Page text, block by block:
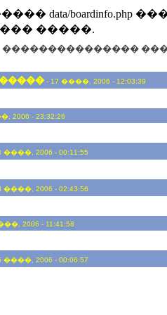
data/
�����.
���������������
- 17 ����, 2006 - 12:03:39
2006 - 23:32:26
����, 2006 - 00:11:55
����, 2006 - 02:43:56
2006 - 11:41:58
����, 2006 - 00:06:57